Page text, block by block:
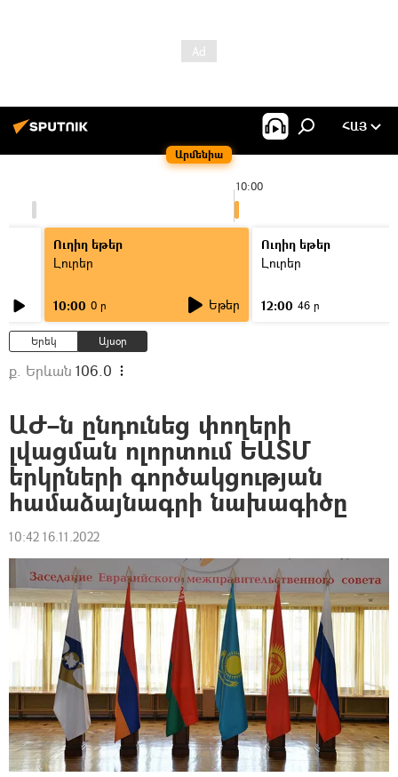
Արմենիա
ՀԱՅ
10:00
Ուղիղ եթեր
Լուրեր
10:00 0 ր Եթեր
Ուղիղ եթեր
Լուրեր
12:00 46 ր
Երեկ Այսօր
ք. Երևան 106.0
ԱԺ–ն ընդունեց փողերի
լվացման ոլորտում ԵԱՏՄ
երկրների գործակցության
համաձայնագրի նախագիծը
10:42 16.11.2022